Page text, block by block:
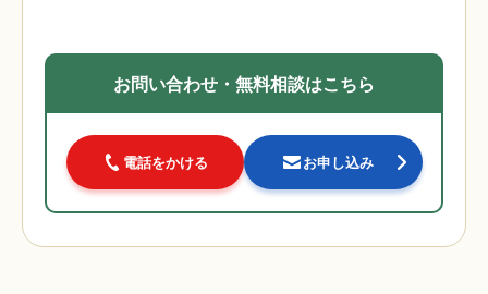
お問い合わせ・無料相談はこちら
電話をかける お申し込み